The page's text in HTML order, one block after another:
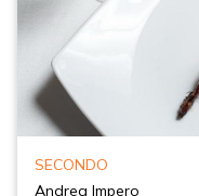
SECONDO
Andrea Impero